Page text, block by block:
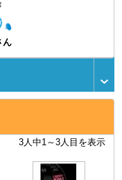
ん
3人中1～3人目を表示